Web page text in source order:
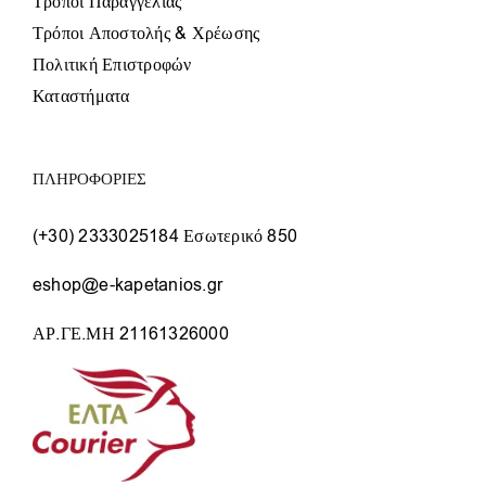
Τρόποι Αποστολής & Χρέωσης
Πολιτική Επιστροφών
Καταστήματα
ΠΛΗΡΟΦΟΡΙΕΣ
(+30) 2333025184 Εσωτερικό 850
eshop@e-kapetanios.gr
ΑΡ.ΓΕ.ΜΗ 21161326000